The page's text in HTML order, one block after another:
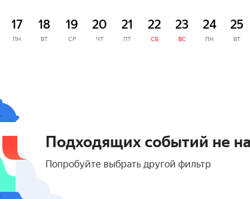
17
ПН
18
ВТ
19
СР
20
ЧТ
21
ПТ
22
СБ
23
ВС
24
ПН
25
ВТ
Подходящих событий не
Попробуйте выбрать другой фильтр